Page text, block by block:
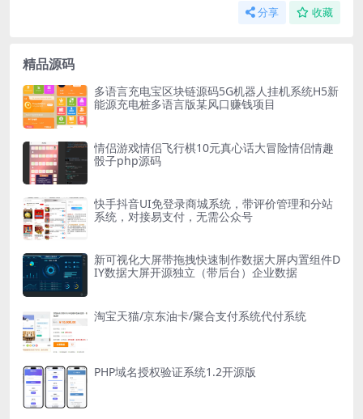
分享 收藏
精品源码
多语言充电宝区块链源码5G机器人挂机系统H5新
能源充电桩多语言版某风口赚钱项目
情侣游戏情侣飞行棋10元真心话大冒险情侣情趣
骰子php源码
快手抖音UI免登录商城系统，带评价管理和分站
系统，对接易支付，无需公众号
新可视化大屏带拖拽快速制作数据大屏内置组件D
IY数据大屏开源独立（带后台）企业数据
淘宝天猫/京东油卡/聚合支付系统代付系统
PHP域名授权验证系统1.2开源版